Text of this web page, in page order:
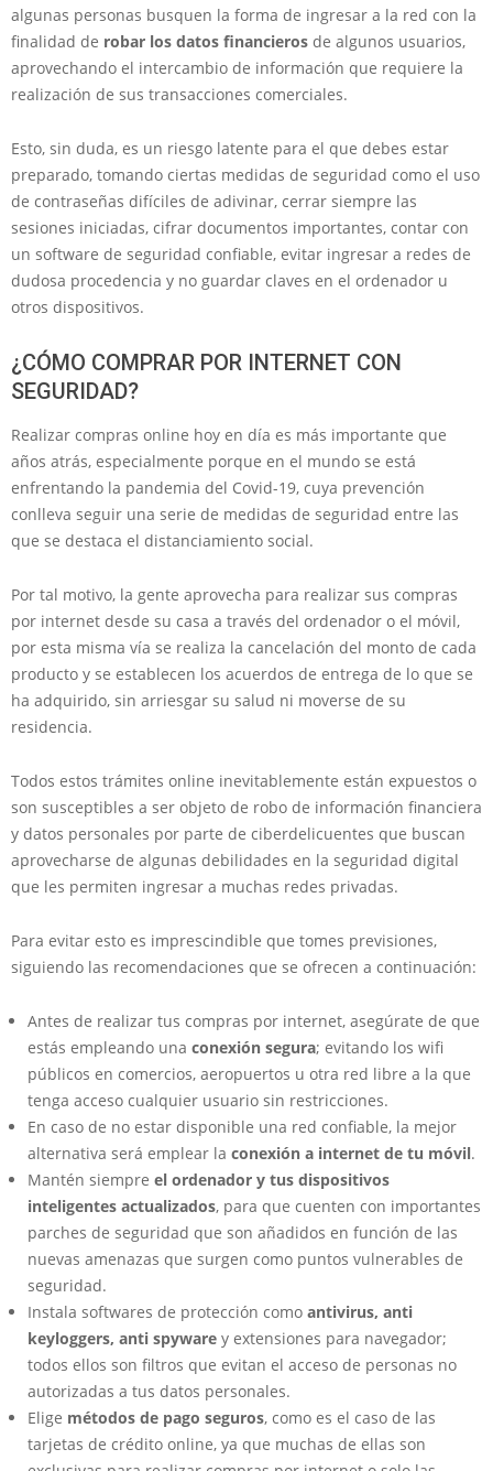
algunas personas busquen la forma de ingresar a la red con la
finalidad de robar los datos financieros de algunos usuarios,
aprovechando el intercambio de información que requiere la
realización de sus transacciones comerciales.
Esto, sin duda, es un riesgo latente para el que debes estar
preparado, tomando ciertas medidas de seguridad como el uso
de contraseñas difíciles de adivinar, cerrar siempre las
sesiones iniciadas, cifrar documentos importantes, contar con
un software de seguridad confiable, evitar ingresar a redes de
dudosa procedencia y no guardar claves en el ordenador u
otros dispositivos.
¿CÓMO COMPRAR POR INTERNET CON
SEGURIDAD?
Realizar compras online hoy en día es más importante que
años atrás, especialmente porque en el mundo se está
enfrentando la pandemia del Covid-19, cuya prevención
conlleva seguir una serie de medidas de seguridad entre las
que se destaca el distanciamiento social.
Por tal motivo, la gente aprovecha para realizar sus compras
por internet desde su casa a través del ordenador o el móvil,
por esta misma vía se realiza la cancelación del monto de cada
producto y se establecen los acuerdos de entrega de lo que se
ha adquirido, sin arriesgar su salud ni moverse de su
residencia.
Todos estos trámites online inevitablemente están expuestos o
son susceptibles a ser objeto de robo de información financiera
y datos personales por parte de ciberdelicuentes que buscan
aprovecharse de algunas debilidades en la seguridad digital
que les permiten ingresar a muchas redes privadas.
Para evitar esto es imprescindible que tomes previsiones,
siguiendo las recomendaciones que se ofrecen a continuación:
Antes de realizar tus compras por internet, asegúrate de que
estás empleando una conexión segura; evitando los wifi
públicos en comercios, aeropuertos u otra red libre a la que
tenga acceso cualquier usuario sin restricciones.
En caso de no estar disponible una red confiable, la mejor
alternativa será emplear la conexión a internet de tu móvil.
Mantén siempre el ordenador y tus dispositivos
inteligentes actualizados, para que cuenten con importantes
parches de seguridad que son añadidos en función de las
nuevas amenazas que surgen como puntos vulnerables de
seguridad.
Instala softwares de protección como antivirus, anti
keyloggers, anti spyware y extensiones para navegador;
todos ellos son filtros que evitan el acceso de personas no
autorizadas a tus datos personales.
Elige métodos de pago seguros, como es el caso de las
tarjetas de crédito online, ya que muchas de ellas son